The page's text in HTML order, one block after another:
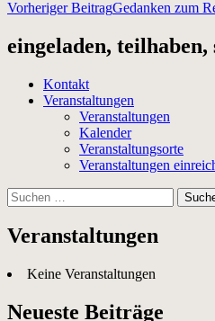
Beitragsnavigation
Vorheriger BeitragGedanken zum
eingeladen, teilhaben,
Kontakt
Veranstaltungen
Veranstaltungen
Kalender
Veranstaltungsorte
Veranstaltungen
Suchen
nach:
Veranstaltungen
Keine Veranstaltungen
Neueste Beiträge